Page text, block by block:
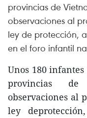
provincias de
observaciones al
ley de protección,
en el foro infantil
Unos 180
provincias de
observaciones al
ley